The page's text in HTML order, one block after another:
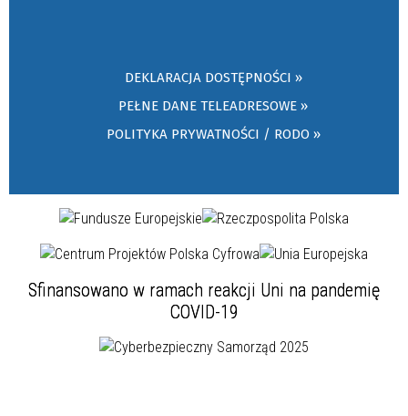
DEKLARACJA DOSTĘPNOŚCI »
PEŁNE DANE TELEADRESOWE »
POLITYKA PRYWATNOŚCI / RODO »
Sfinansowano w ramach reakcji Uni na pandemię
COVID-19